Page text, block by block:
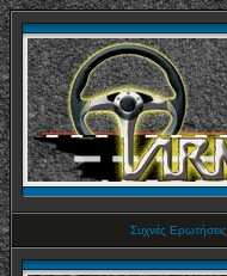
Συχνές Ερωτήσεις